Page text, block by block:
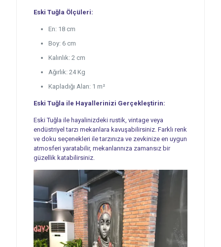
Eski Tuğla Ölçüleri:
En: 18 cm
Boy: 6 cm
Kalınlık: 2 cm
Ağırlık: 24 Kg
Kapladığı Alan: 1 m²
Eski Tuğla ile Hayallerinizi Gerçekleştirin:
Eski Tuğla ile hayalinizdeki rustik, vintage veya
endüstriyel tarzı mekanlara kavuşabilirsiniz. Farklı renk
ve doku seçenekleri ile tarzınıza ve zevkinize en uygun
atmosferi yaratabilir, mekanlarınıza zamansız bir
güzellik katabilirsiniz.